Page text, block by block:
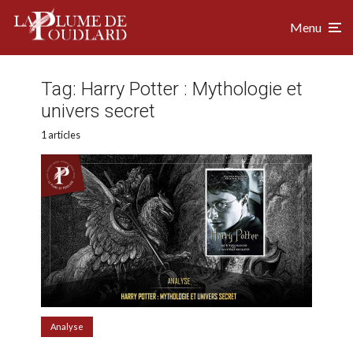
Menu
Tag: Harry Potter : Mythologie et
univers secret
1 articles
Analyse